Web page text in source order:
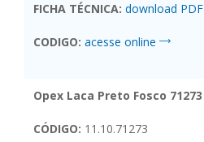
FICHA TÉCNICA: download PDF
CODIGO: acesse online
Opex Laca Preto Fosco 71273
CÓDIGO: 11.10.71273